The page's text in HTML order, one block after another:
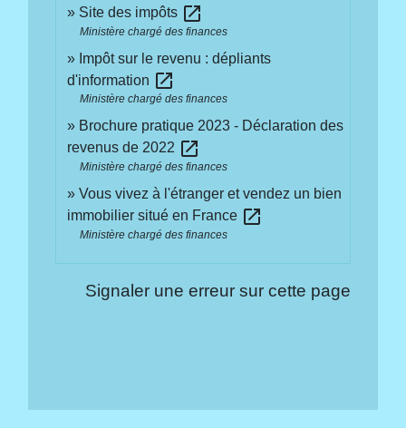
Site des impôts open_in_new
Ministère chargé des finances
Impôt sur le revenu : dépliants
d'information open_in_new
Ministère chargé des finances
Brochure pratique 2023 - Déclaration des
revenus de 2022 open_in_new
Ministère chargé des finances
Vous vivez à l'étranger et vendez un bien
immobilier situé en France open_in_new
Ministère chargé des finances
Signaler une erreur sur cette page